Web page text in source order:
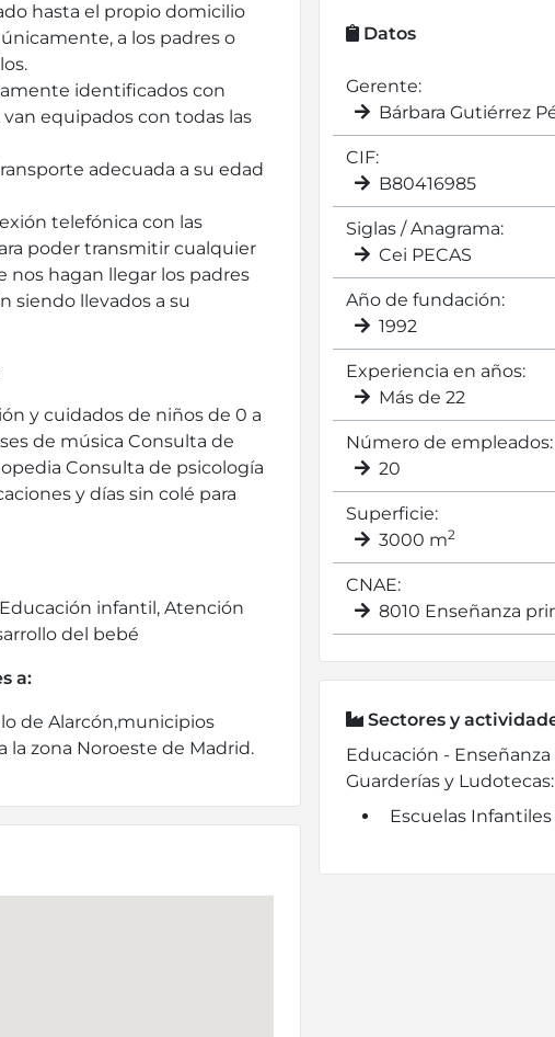
hasta el propio domicilio
a los padres o
identificados con
equipados con todas las
adecuada a su edad
telefónica con las
poder transmitir cualquier
nos hagan llegar los padres
siendo llevados a su
y cuidados de niños de 0 a
de música Consulta de
Consulta de psicología
y días sin colé para
infantil, Atención
del bebé
a:
de Alarcón,municipios
la zona Noroeste de Madrid.
Datos
Gerente:
Bárbara Gutiérrez
CIF:
B80416985
Siglas / Anagrama:
Cei PECAS
Año de fundación:
1992
Experiencia en años:
Más de 22
Número de empleados:
20
Superficie:
3000 m2
CNAE:
8010 Enseñanza
Sectores y
Educación -
Guarderías y Ludotecas:
Escuelas